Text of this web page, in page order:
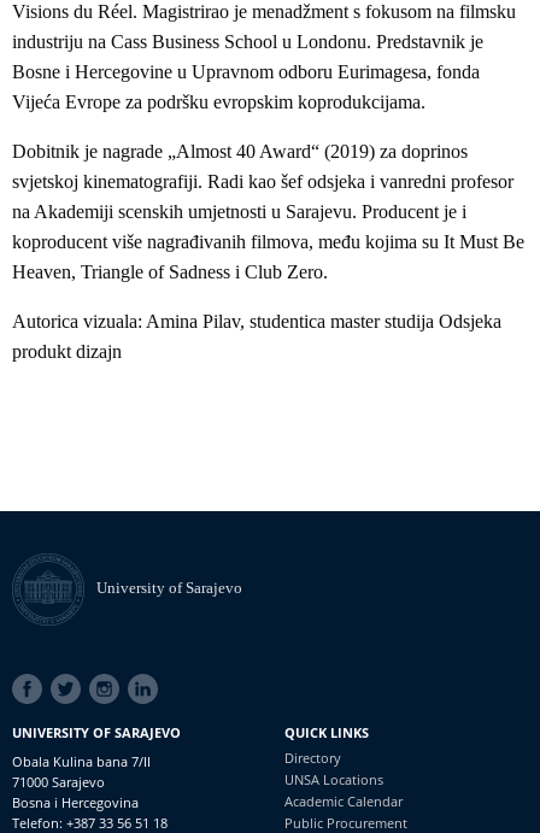
Visions du Réel. Magistrirao je menadžment s fokusom na filmsku
industriju na Cass Business School u Londonu. Predstavnik je
Bosne i Hercegovine u Upravnom odboru Eurimagesa, fonda
Vijeća Evrope za podršku evropskim koprodukcijama.
Dobitnik je nagrade „Almost 40 Award“ (2019) za doprinos
svjetskoj kinematografiji. Radi kao šef odsjeka i vanredni profesor
na Akademiji scenskih umjetnosti u Sarajevu. Producent je i
koproducent više nagrađivanih filmova, među kojima su It Must Be
Heaven, Triangle of Sadness i Club Zero.
Autorica vizuala: Amina Pilav, studentica master studija Odsjeka
produkt dizajn
University of Sarajevo
SOCIAL
LINKS
UNIVERSITY OF SARAJEVO
Obala Kulina bana 7/II
71000 Sarajevo
Bosna i Hercegovina
Telefon: +387 33 56 51 18
QUICK LINKS
Directory
UNSA Locations
Academic Calendar
Public Procurement